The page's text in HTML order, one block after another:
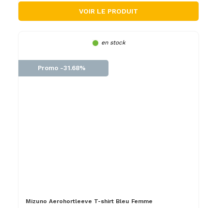
VOIR LE PRODUIT
en stock
Promo -31.68%
Mizuno Aerohortleeve T-shirt Bleu Femme